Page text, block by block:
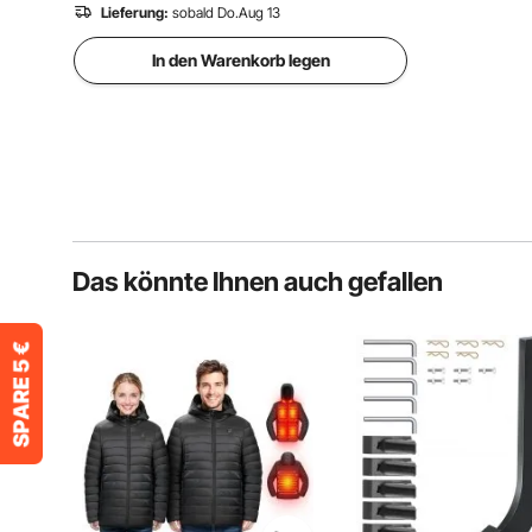
Lieferung: sobald Do.Aug 13
In den Warenkorb legen
Das könnte Ihnen auch gefallen